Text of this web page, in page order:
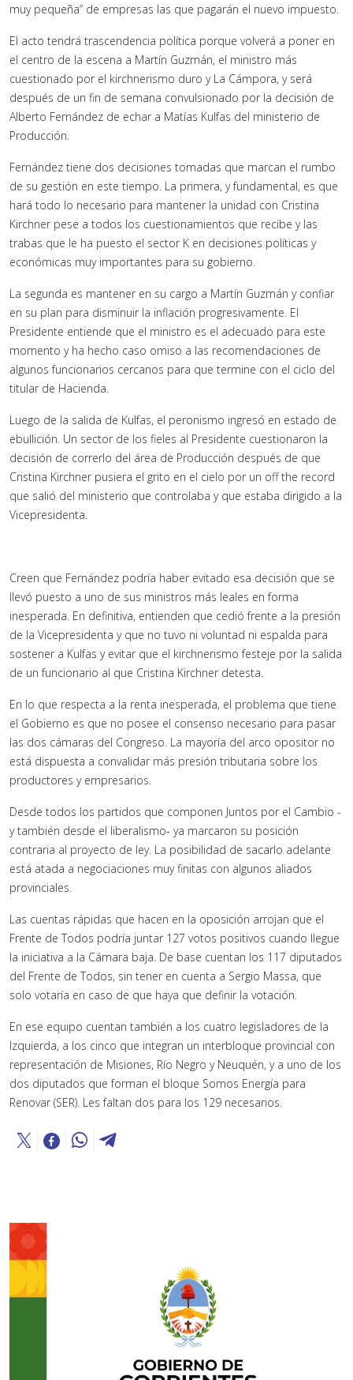
muy pequeña” de empresas las que pagarán el nuevo impuesto.
El acto tendrá trascendencia política porque volverá a poner en
el centro de la escena a Martín Guzmán, el ministro más
cuestionado por el kirchnerismo duro y La Cámpora, y será
después de un fin de semana convulsionado por la decisión de
Alberto Fernández de echar a Matías Kulfas del ministerio de
Producción.
Fernández tiene dos decisiones tomadas que marcan el rumbo
de su gestión en este tiempo. La primera, y fundamental, es que
hará todo lo necesario para mantener la unidad con Cristina
Kirchner pese a todos los cuestionamientos que recibe y las
trabas que le ha puesto el sector K en decisiones políticas y
económicas muy importantes para su gobierno.
La segunda es mantener en su cargo a Martín Guzmán y confiar
en su plan para disminuir la inflación progresivamente. El
Presidente entiende que el ministro es el adecuado para este
momento y ha hecho caso omiso a las recomendaciones de
algunos funcionarios cercanos para que termine con el ciclo del
titular de Hacienda.
Luego de la salida de Kulfas, el peronismo ingresó en estado de
ebullición. Un sector de los fieles al Presidente cuestionaron la
decisión de correrlo del área de Producción después de que
Cristina Kirchner pusiera el grito en el cielo por un off the record
que salió del ministerio que controlaba y que estaba dirigido a la
Vicepresidenta.
Creen que Fernández podría haber evitado esa decisión que se
llevó puesto a uno de sus ministros más leales en forma
inesperada. En definitiva, entienden que cedió frente a la presión
de la Vicepresidenta y que no tuvo ni voluntad ni espalda para
sostener a Kulfas y evitar que el kirchnerismo festeje por la salida
de un funcionario al que Cristina Kirchner detesta.
En lo que respecta a la renta inesperada, el problema que tiene
el Gobierno es que no posee el consenso necesario para pasar
las dos cámaras del Congreso. La mayoría del arco opositor no
está dispuesta a convalidar más presión tributaria sobre los
productores y empresarios.
Desde todos los partidos que componen Juntos por el Cambio -
y también desde el liberalismo- ya marcaron su posición
contraria al proyecto de ley. La posibilidad de sacarlo adelante
está atada a negociaciones muy finitas con algunos aliados
provinciales.
Las cuentas rápidas que hacen en la oposición arrojan que el
Frente de Todos podría juntar 127 votos positivos cuando llegue
la iniciativa a la Cámara baja. De base cuentan los 117 diputados
del Frente de Todos, sin tener en cuenta a Sergio Massa, que
solo votaría en caso de que haya que definir la votación.
En ese equipo cuentan también a los cuatro legisladores de la
Izquierda, a los cinco que integran un interbloque provincial con
representación de Misiones, Río Negro y Neuquén, y a uno de los
dos diputados que forman el bloque Somos Energía para
Renovar (SER). Les faltan dos para los 129 necesarios.